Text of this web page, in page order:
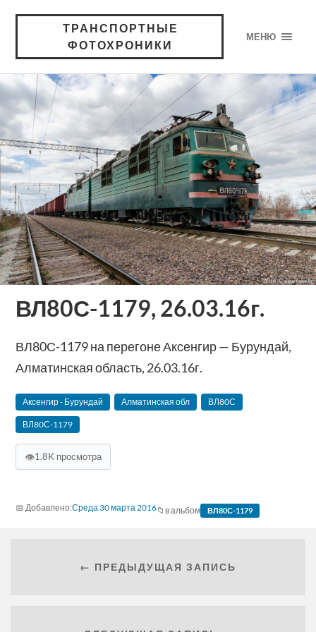
ТРАНСПОРТНЫЕ
ФОТОХРОНИКИ
МЕНЮ
ВЛ80С-1179, 26.03.16г.
ВЛ80С-1179 на перегоне Аксенгир — Бурундай,
Алматинская область, 26.03.16г.
Аксенгир - Бурундай Алматинская обл ВЛ80С
ВЛ80С-1179
👁1.8K просмотра
Среда 30 марта 2016 в альбом ВЛ80С-1179
← ПРЕДЫДУЩАЯ ЗАПИСЬ